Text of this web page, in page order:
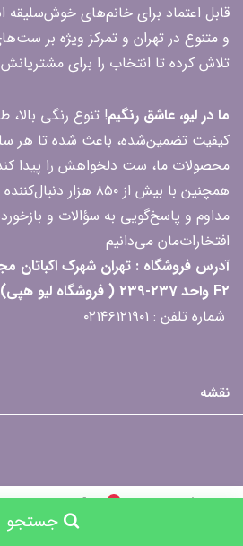
0
سبد خرید
جستجو
قابل اعتماد برای خانم‌های خوش‌سلیقه
و متنوع در تهران و تمرکز ویژه بر
تلاش کرده تا انتخاب را برای
ما در لیو، عاشق رنگیم! تنوع رنگی
کیفیت تضمین‌شده، باعث شده تا هر
محصولات ما، ست دلخواهش را پیدا
همچنین با بیش از ۸۵۰
مداوم و پاسخ‌گویی به سؤالات و
افتخارات‌مان می‌دانیم
آدرس فروشگاه : تهران شهرک اکباتان
F2 واحد 237-239 ( فروشگاه لیو هپی)
شماره تلفن : ۰۲۱۴۶۱۲۱۹۰۱
نقشه